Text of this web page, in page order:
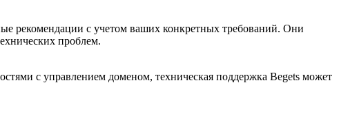
рекомендации с учетом ваших конкретных требований. Они
проблем.
с управлением доменом, техническая поддержка Begets может